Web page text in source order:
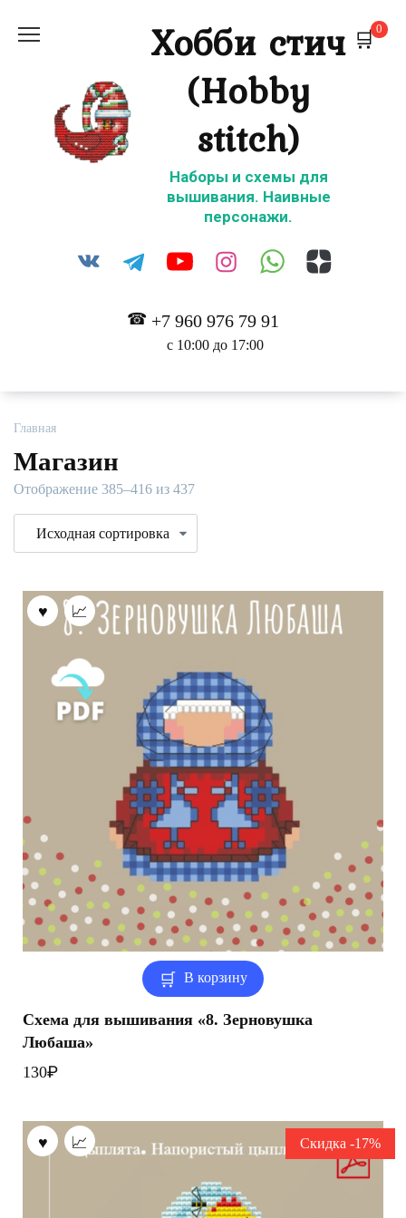
Хобби стич
(Hobby
stitch)
Наборы и схемы для
вышивания. Наивные
персонажи.
+7 960 976 79 91
с 10:00 до 17:00
0
Главная
Магазин
Отображение 385–416 из 437
В корзину
Схема для вышивания «8. Зерновушка
Любаша»
130₽
Скидка -17%